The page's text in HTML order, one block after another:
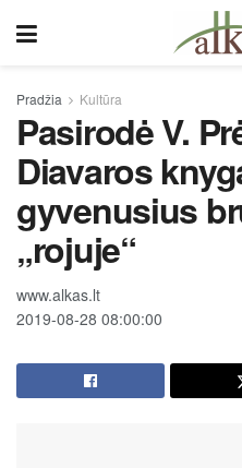
Pradžia Kultūra
Pasirodė V.
Diavaros
gyvenusius
„rojuje“
www.alkas.lt
2019-08-28 08:00:00